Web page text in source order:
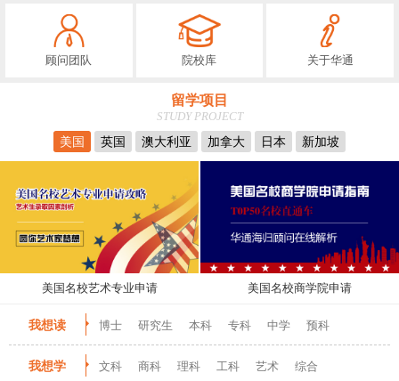
顾问团队 院校库 关于华通
留学项目
STUDY PROJECT
美国
英国 澳大利亚 加拿大 日本 新加坡
美国名校艺术专业申请 美国名校商学院申请
我想读 博士 研究生 本科 专科 中学 预科
我想学 文科 商科 理科 工科 艺术 综合